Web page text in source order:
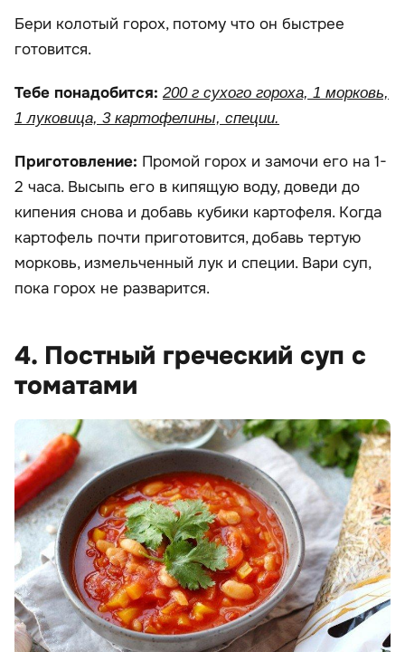
Бери колотый горох, потому что он быстрее
готовится.
Тебе понадобится: 200 г сухого гороха, 1 морковь,
1 луковица, 3 картофелины, специи.
Приготовление: Промой горох и замочи его на 1-
2 часа. Высыпь его в кипящую воду, доведи до
кипения снова и добавь кубики картофеля. Когда
картофель почти приготовится, добавь тертую
морковь, измельченный лук и специи. Вари суп,
пока горох не разварится.
4. Постный греческий суп с
томатами